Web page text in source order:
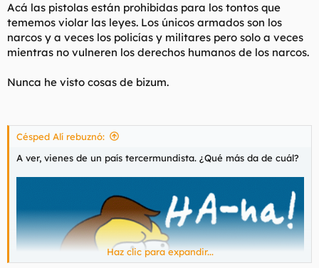
Acá las pistolas están prohibidas para los tontos que
tememos violar las leyes. Los únicos armados son los
narcos y a veces los policías y militares pero solo a veces
mientras no vulneren los derechos humanos de los narcos.
Nunca he visto cosas de bizum.
Césped Alí rebuznó:
A ver, vienes de un país tercermundista. ¿Qué más da de cuál?
Haz clic para expandir...